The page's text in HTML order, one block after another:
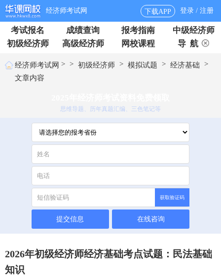
经济师考试网 下载APP 登录 / 注册
考试报名 成绩查询 报考指南
中级经济师
初级经济师
高级经济师 网校课程 导 航
经济师考试网 > > 初级经济师 > 模拟试题 > 经济基础
>
文章内容
思维导题、历年真题汇编、三色笔记等
获取验证码
提交信息 在线咨询
2026年初级经济师经济基础考点试题：民法基础
知识